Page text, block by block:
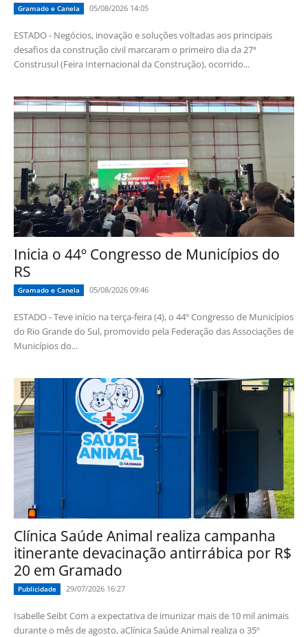
Gramado e Canela 05/08/2026 14:05
ESTADO - Negócios, inovação e soluções voltadas aos principais
desafios da construção civil marcaram o primeiro dia da 27ª
Construsul (Feira Internacional da Construção), ocorrido...
Inicia o 44º Congresso de Municípios do
RS
Gramado e Canela 05/08/2026 09:46
ESTADO - Teve início na terça-feira (4), o 44º Congresso de Municípios
do Rio Grande do Sul, promovido pela Federação das Associações de
Municípios do...
Clínica Saúde Animal realiza campanha
itinerante devacinação antirrábica por R$
20 em Gramado
Publicidade 29/07/2026 16:27
Isabelle Seibt Com a expectativa de imunizar mais de 10 mil animais
durante o mês de agosto, aClínica Saúde Animal realiza o 35º